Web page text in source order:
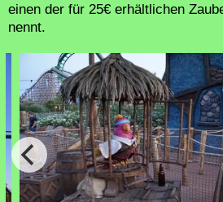
einen der für 25€ erhältlichen
nennt.